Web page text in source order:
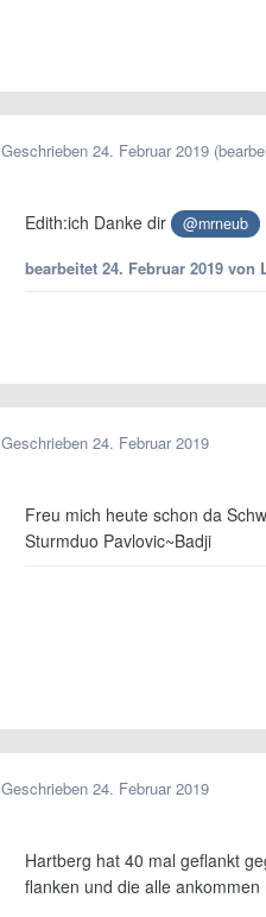
Geschrieben 24. Februar 2019
Edith:ich Danke dir @mrneub
bearbeitet 24. Februar 2019 von
Geschrieben 24. Februar 2019
Freu mich heute schon da
Sturmduo Pavlovic~Badji
Geschrieben 24. Februar 2019
Hartberg hat 40 mal geflankt
flanken und die alle